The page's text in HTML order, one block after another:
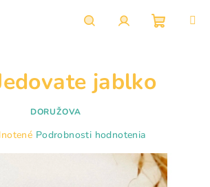
jablko
DORUŽOVA
Podrobnosti hodnotenia